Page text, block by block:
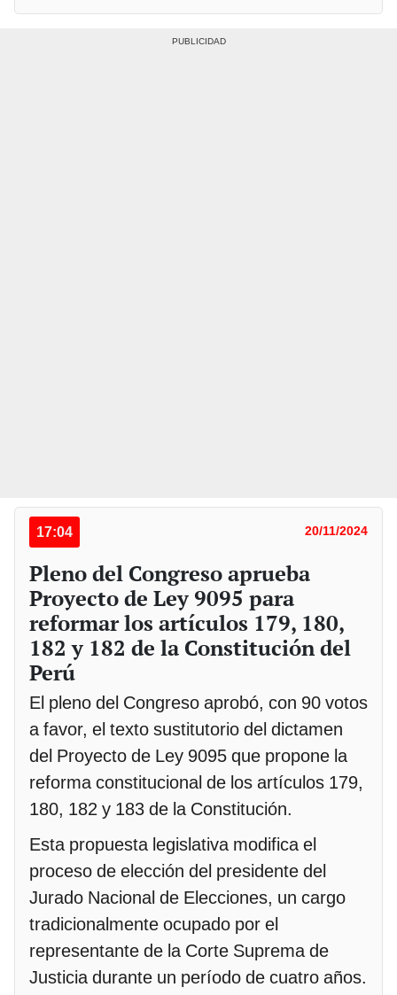
17:04 20/11/2024
Pleno del Congreso aprueba
Proyecto de Ley 9095 para
reformar los artículos 179, 180,
182 y 182 de la Constitución del
Perú
El pleno del Congreso aprobó, con 90 votos
a favor, el texto sustitutorio del dictamen
del Proyecto de Ley 9095 que propone la
reforma constitucional de los artículos 179,
180, 182 y 183 de la Constitución.
Esta propuesta legislativa modifica el
proceso de elección del presidente del
Jurado Nacional de Elecciones, un cargo
tradicionalmente ocupado por el
representante de la Corte Suprema de
Justicia durante un período de cuatro años.